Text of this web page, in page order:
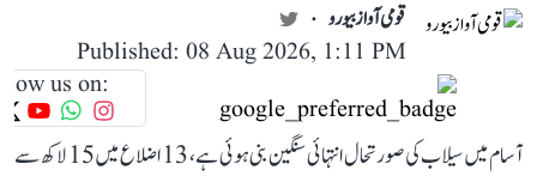
قومی آواز بیورو
Published: 08 Aug 2026, 1:11 PM
us on:
آسام میں سیلاب کی صورتحال انتہائی سنگین بنی ہوئی ہے، 13 اضلاع میں 15 لاکھ سے